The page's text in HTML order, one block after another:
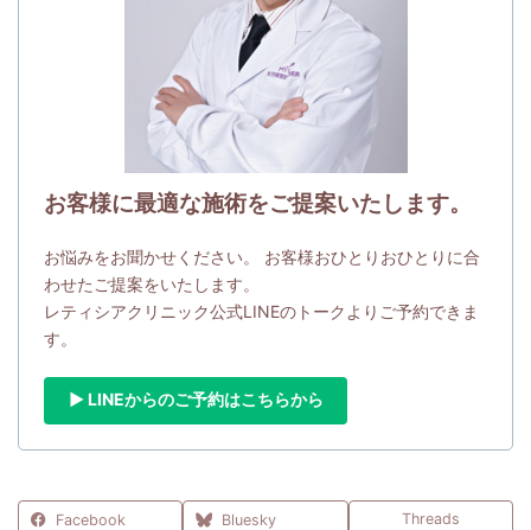
お客様に最適な施術をご提案いたします。
お悩みをお聞かせください。 お客様おひとりおひとりに合
わせたご提案をいたします。
レティシアクリニック公式LINEのトークよりご予約できま
す。
▶ LINEからのご予約はこちらから
Facebook Bluesky Threads